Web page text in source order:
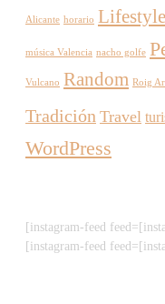
Alicante horario Lifestyle
música Valencia nacho golfe
Vulcano Random Roig
Tradición Travel
WordPress
[instagram-feed
[instagram-feed